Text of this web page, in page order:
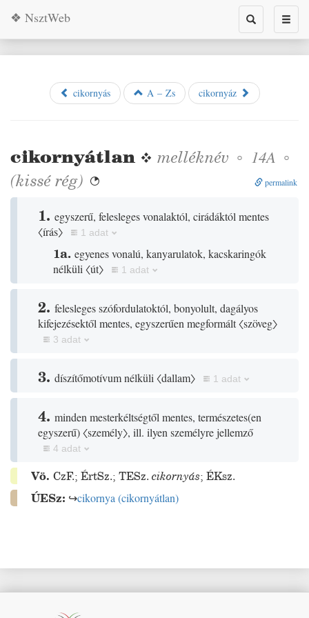
Toggle
search
❖ NsztWeb
cikornyás A – Zs cikornyáz
cikornyátlan ❖ melléknév ◦ 14A ◦
(kissérég)  permalink
1. egyszerű, felesleges vonalaktól, cirádáktól mentes
〈írás〉
1 adat
1a. egyenes vonalú, kanyarulatok, kacskaringók
nélküli 〈út〉 1 adat
2. felesleges szófordulatoktól, bonyolult, dagályos
kifejezésektől mentes, egyszerűen megformált〈szöveg〉
3 adat
3. díszítőmotívum nélküli 〈dallam〉 1 adat
4. minden mesterkéltségtől mentes, természetes(en
egyszerű)〈személy〉, ill. ilyen személyre jellemző
4 adat
Vö. CzF.; ÉrtSz.; TESz. cikornyás; ÉKsz.
ÚESz: ↪cikornya (cikornyátlan)